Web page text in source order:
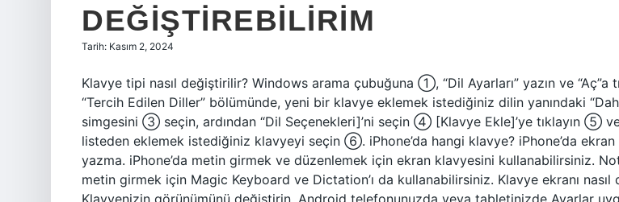
DEĞIŞTIREBILIRIM
Tarih: Kasım 2, 2024
Klavye tipi nasıl değiştirilir? Windows arama çubuğuna ①, “Dil Ayarları” yazın ve “Aç”a
“Tercih Edilen Diller” bölümünde, yeni bir klavye eklemek istediğiniz dilin yanındaki
simgesini ③ seçin, ardından “Dil Seçenekleri]’ni seçin ④ [Klavye Ekle]’ye tıklayın ⑤
listeden eklemek istediğiniz klavyeyi seçin ⑥. iPhone’da hangi klavye? iPhone’da
yazma. iPhone’da metin girmek ve düzenlemek için ekran klavyesini kullanabilirsiniz.
metin girmek için Magic Keyboard ve Dictation’ı da kullanabilirsiniz. Klavye ekranı nasıl
Klavyenizin görünümünü değiştirin. Android telefonunuzda veya tabletinizde Ayarlar